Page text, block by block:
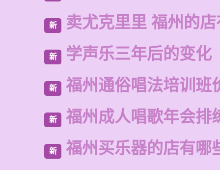
新 卖尤克里里 福州的
新 学声乐三年后的变化
新 福州通俗唱法培训班
新 福州成人唱歌年会排
新 福州买乐器的店有哪